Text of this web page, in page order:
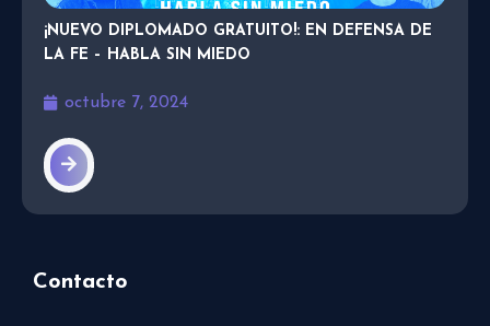
¡NUEVO DIPLOMADO GRATUITO!: EN DEFENSA DE
LA FE – HABLA SIN MIEDO
octubre 7, 2024
Contacto